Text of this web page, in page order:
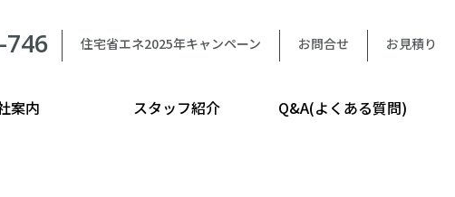
746 住宅省エネ2025年キャンペーン お問合せ お見積り
案内 スタッフ紹介 Q&A(よくある質問)